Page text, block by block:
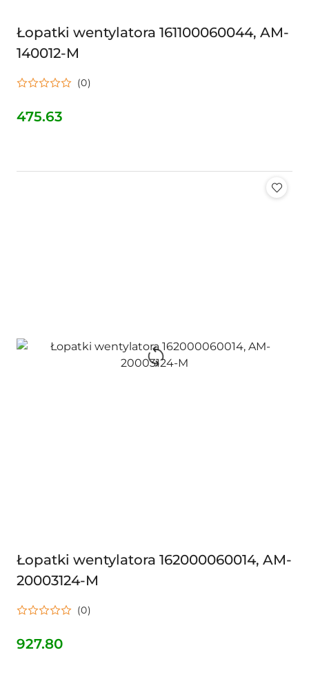
Łopatki wentylatora 161100060044, AM-
140012-M
(0)
Cena:
475.63
Łopatki wentylatora 162000060014, AM-
20003124-M
(0)
Cena:
927.80